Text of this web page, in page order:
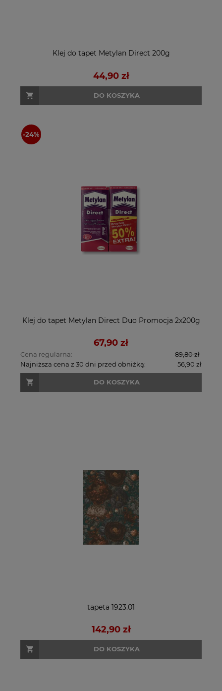
Klej do tapet Metylan Direct 200g
44,90 zł
DO KOSZYKA
Klej do tapet Metylan Direct Duo Promocja 2x200g
67,90 zł
Cena regularna:
89,80 zł
Najniższa cena z 30 dni przed obniżką:
56,90 zł
DO KOSZYKA
tapeta 1923.01
142,90 zł
DO KOSZYKA